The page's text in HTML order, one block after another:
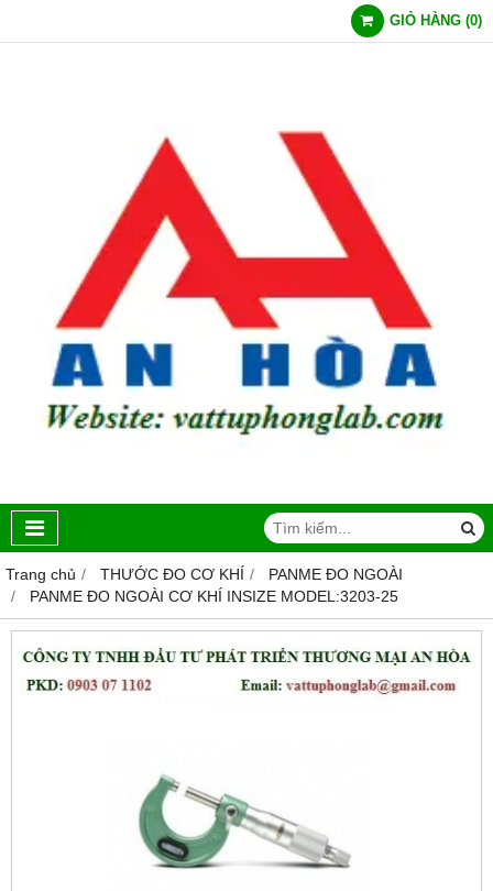
GIỎ HÀNG (0)
Trang chủ THƯỚC ĐO CƠ KHÍ
PANME ĐO NGOÀI
PANME ĐO NGOÀI CƠ KHÍ INSIZE MODEL:3203-25